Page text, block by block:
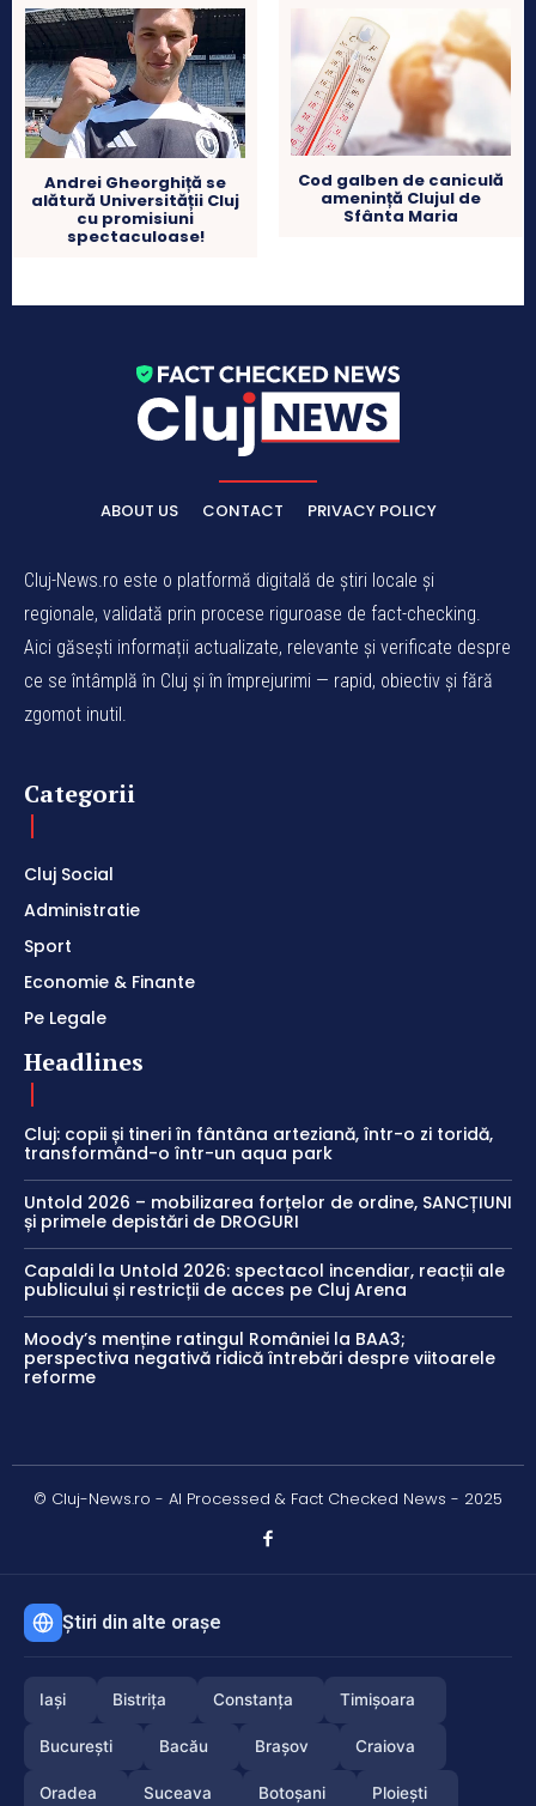
Andrei Gheorghiță se
alătură Universității Cluj
cu promisiuni
spectaculoase!
Cod galben de caniculă
amenință Clujul de
Sfânta Maria
ABOUT US CONTACT PRIVACY POLICY
Cluj-News.ro este o platformă digitală de știri locale și
regionale, validată prin procese riguroase de fact-checking.
Aici găsești informații actualizate, relevante și verificate despre
ce se întâmplă în Cluj și în împrejurimi — rapid, obiectiv și fără
zgomot inutil.
Categorii
Cluj Social
Administratie
Sport
Economie & Finante
Pe Legale
Headlines
Cluj: copii și tineri în fântâna arteziană, într-o zi toridă,
transformând-o într-un aqua park
Untold 2026 – mobilizarea forțelor de ordine, SANCȚIUNI
și primele depistări de DROGURI
Capaldi la Untold 2026: spectacol incendiar, reacții ale
publicului și restricții de acces pe Cluj Arena
Moody’s menține ratingul României la BAA3;
perspectiva negativă ridică întrebări despre viitoarele
reforme
© Cluj-News.ro - AI Processed & Fact Checked News - 2025
Știri din alte orașe
Iași Bistrița Constanța Timișoara
București Bacău Brașov Craiova
Oradea Suceava Botoșani Ploiești